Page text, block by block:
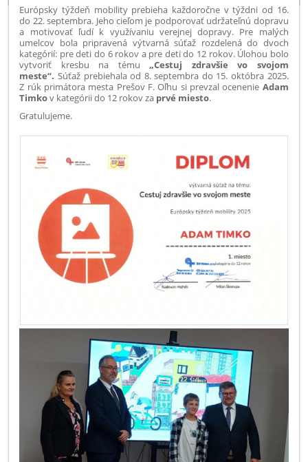
Európsky týždeň mobility prebieha každoročne v týždni od 16.
do 22. septembra. Jeho cieľom je podporovať udržateľnú dopravu
a motivovať ľudí k využívaniu verejnej dopravy. Pre malých
umelcov bola pripravená výtvarná súťaž rozdelená do dvoch
kategórií: pre deti do 6 rokov a pre deti do 12 rokov. Úlohou bolo
vytvoriť kresbu na tému
„Cestuj zdravšie vo svojom
meste“. Súťaž prebiehala od 8. septembra do 15. októbra 2025.
Z rúk primátora mesta Prešov F. Oľhu si prevzal ocenenie Adam
Timkov kategórii do 12 rokov za prvé miesto.
Gratulujeme.